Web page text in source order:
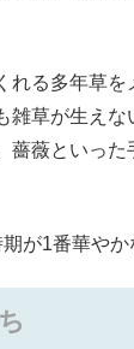
れる多年草を
雑草が生え
薔薇といった
が1番華やか